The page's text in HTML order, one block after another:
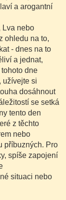
a arogantní
Lva nebo
ohledu na to,
- dnes na to
a jednat,
dne
užívejte si
dosáhnout
se setká
tento den
z těchto
nebo
příbuzných. Pro
spíše zapojení
situaci nebo